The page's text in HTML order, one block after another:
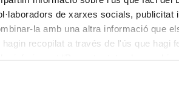
de xarxes socials, publicitat
la amb una altra informació que
hagin recopilat a través de l'ús que hagi
Si vol més informació visiti la nostra